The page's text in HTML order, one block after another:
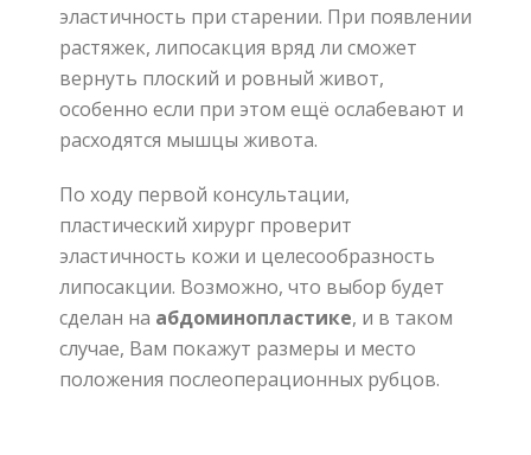
эластичность при старении. При появлении
растяжек, липосакция вряд ли сможет
вернуть плоский и ровный живот,
особенно если при этом ещё ослабевают и
расходятся мышцы живота.
По ходу первой консультации,
пластический хирург проверит
эластичность кожи и целесообразность
липосакции. Возможно, что выбор будет
сделан на абдоминопластике, и в таком
случае, Вам покажут размеры и место
положения послеоперационных рубцов.